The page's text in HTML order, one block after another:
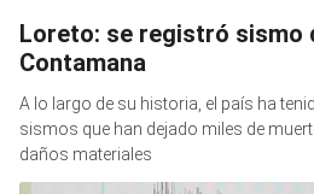
Loreto: se registró sismo
Contamana
A lo largo de su historia, el país ha
sismos que han dejado miles de
daños materiales